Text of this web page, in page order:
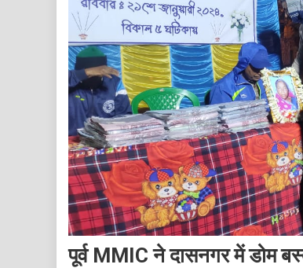
पूर्व MMIC ने दासनगर में डोम